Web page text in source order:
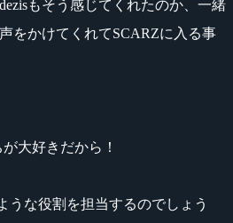
もそう感じてくれたのか、一緒
をかけてくれてSCARZに入る事
大好きだから！
な役割を担当するのでしょう